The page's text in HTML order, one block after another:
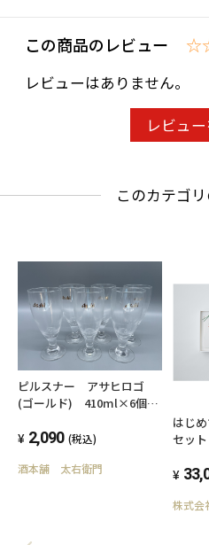
この商品のレビュー
レビューはありません。
レビュ
このカテゴ
ピルスナー アサヒロゴ
(ゴールド) 410ml×6個セ
2,090 (税込)
酒本舗 太右衛門
はじ
セット
株式